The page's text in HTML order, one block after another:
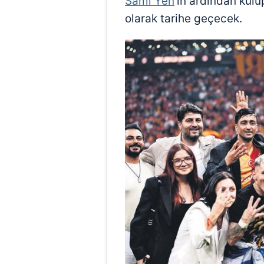
mevzuata uygun olarak
olarak tarihe geçecek.